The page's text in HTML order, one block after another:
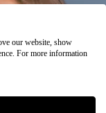
our website, show
For more information